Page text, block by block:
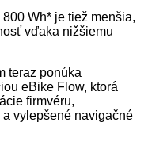
800 Wh* je tiež menšia,
vďaka nižšiemu
teraz ponúka
eBike Flow, ktorá
firmvéru,
vylepšené navigačné